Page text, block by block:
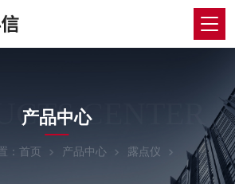
CENTER
产品中心
： 首页 产品中心 露点仪